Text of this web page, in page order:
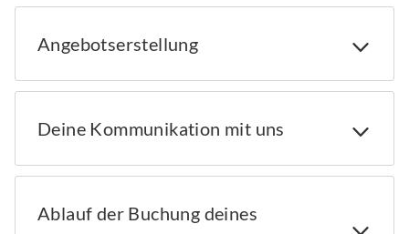
Angebotserstellung
Deine Kommunikation mit uns
Ablauf der Buchung deines